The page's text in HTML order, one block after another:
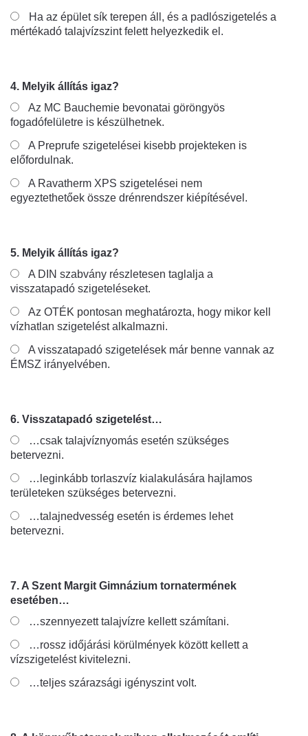
Ha az épület sík terepen áll, és a padlószigetelés a
mértékadó talajvízszint felett helyezkedik el.
4. Melyik állítás igaz?
Az MC Bauchemie bevonatai göröngyös
fogadófelületre is készülhetnek.
A Preprufe szigetelései kisebb projekteken is
előfordulnak.
A Ravatherm XPS szigetelései nem
egyeztethetőek össze drénrendszer kiépítésével.
5. Melyik állítás igaz?
A DIN szabvány részletesen taglalja a
visszatapadó szigeteléseket.
Az OTÉK pontosan meghatározta, hogy mikor kell
vízhatlan szigetelést alkalmazni.
A visszatapadó szigetelések már benne vannak az
ÉMSZ irányelvében.
6. Visszatapadó szigetelést…
…csak talajvíznyomás esetén szükséges
betervezni.
…leginkább torlaszvíz kialakulására hajlamos
területeken szükséges betervezni.
…talajnedvesség esetén is érdemes lehet
betervezni.
7. A Szent Margit Gimnázium tornatermének
esetében…
…szennyezett talajvízre kellett számítani.
…rossz időjárási körülmények között kellett a
vízszigetelést kivitelezni.
…teljes szárazsági igényszint volt.